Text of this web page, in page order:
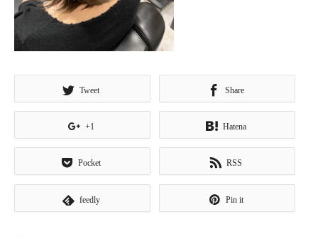
Tweet Share
+1 Hatena
Pocket RSS
feedly Pin it